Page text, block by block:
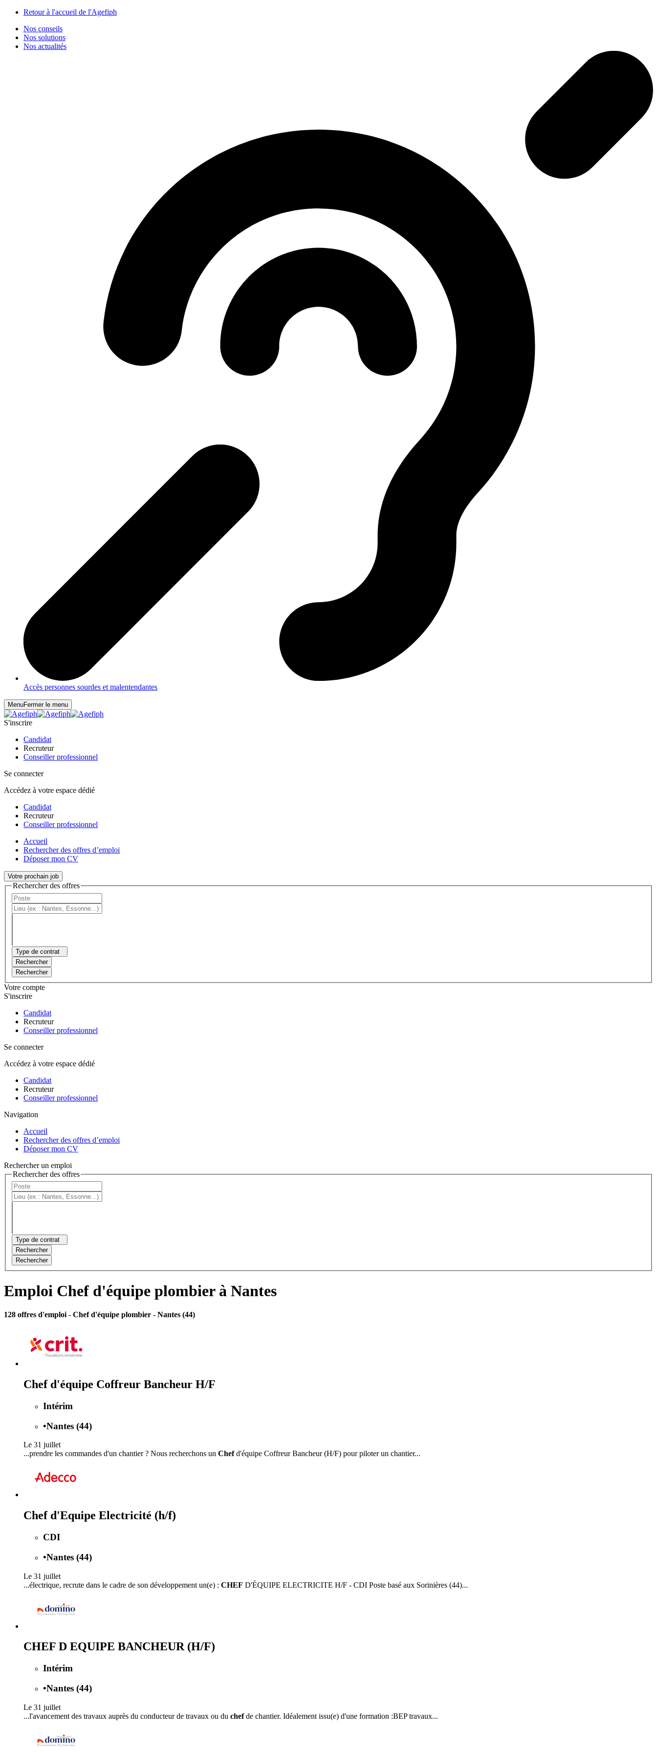
Retour à l'accueil de l'Agefiph
Nos conseils
Nos solutions
Nos actualités
Accès personnes sourdes et malentendantes
MenuFermer le menu
S'inscrire
Candidat
Recruteur
Conseiller professionnel
Se connecter
Accédez à votre espace dédié
Candidat
Recruteur
Conseiller professionnel
Accueil
Rechercher des offres d’emploi
Déposer mon CV
Votre prochain job
Rechercher des offres
Type de contrat
Rechercher
Rechercher
Votre compte
S'inscrire
Candidat
Recruteur
Conseiller professionnel
Se connecter
Accédez à votre espace dédié
Candidat
Recruteur
Conseiller professionnel
Navigation
Accueil
Rechercher des offres d’emploi
Déposer mon CV
Rechercher un emploi
Rechercher des offres
Type de contrat
Rechercher
Rechercher
Emploi Chef d'équipe plombier à Nantes
128 offres d'emploi - Chef d'équipe plombier - Nantes (44)
Chef d'équipe Coffreur Bancheur H/F
Intérim
•Nantes (44)
Le 31 juillet
...prendre les commandes d'un chantier ? Nous recherchons un Chefd'équipe Coffreur Bancheur (H/F) pour piloter un chantier...
Chef d'Equipe Electricité (h/f)
CDI
•Nantes (44)
Le 31 juillet
...électrique, recrute dans le cadre de son développement un(e) : CHEF D'ÉQUIPE ELECTRICITE H/F - CDI Poste basé aux Sorinières (44)...
CHEF D EQUIPE BANCHEUR (H/F)
Intérim
•Nantes (44)
Le 31 juillet
...l'avancement des travaux auprès du conducteur de travaux ou du chefde chantier. Idéalement issu(e) d'une formation :BEP travaux...